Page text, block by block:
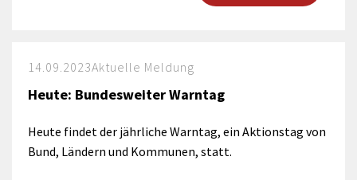
14.09.2023Aktuelle Meldung
Heute: Bundesweiter Warntag
Heute findet der jährliche Warntag, ein Aktionstag von
Bund, Ländern und Kommunen, statt.